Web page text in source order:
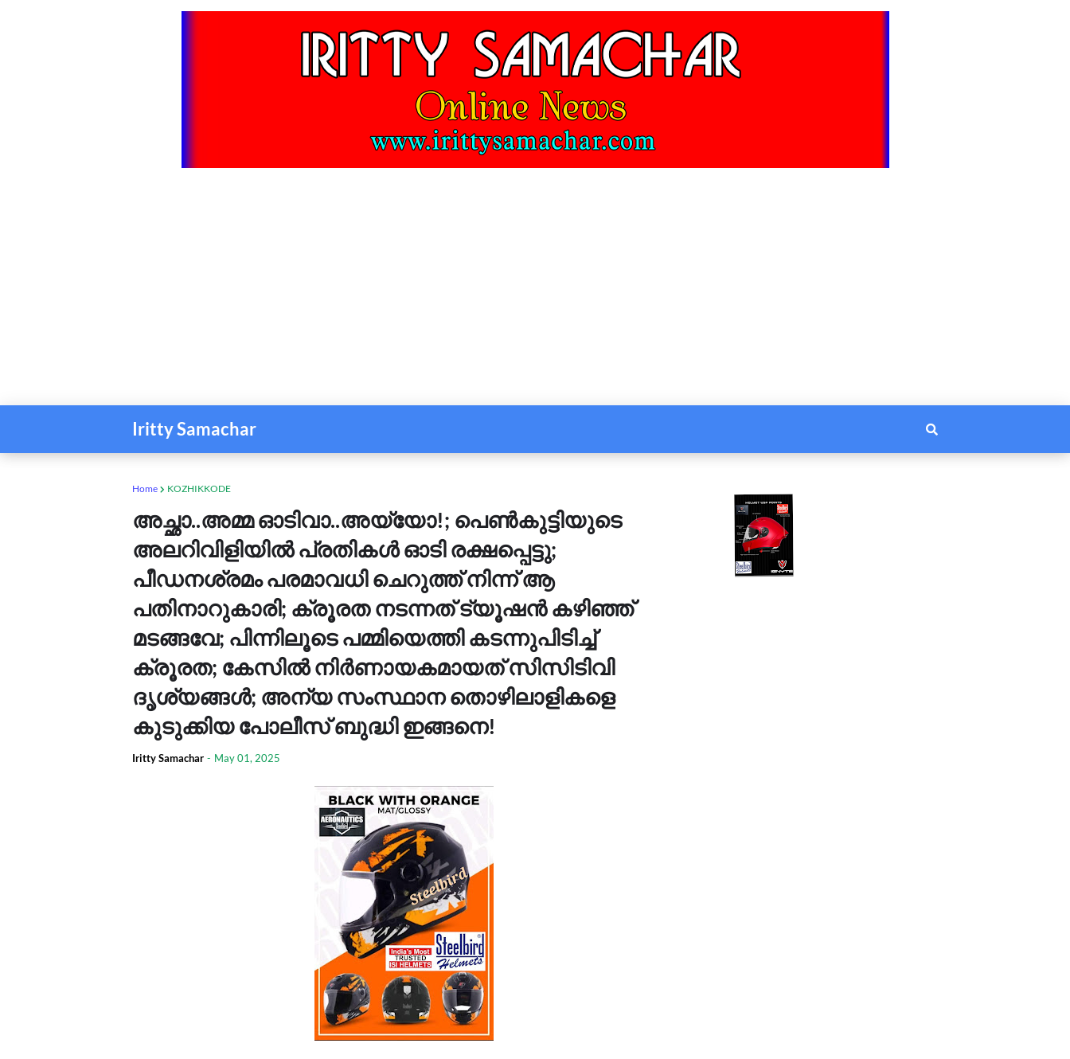
Iritty Samachar
Home KOZHIKKODE
അച്ഛാ..അമ്മ ഓടിവാ..അയ്യോ!; പെൺകുട്ടിയുടെ
അലറിവിളിയിൽ പ്രതികൾ ഓടി രക്ഷപ്പെട്ടു;
പീഡനശ്രമം പരമാവധി ചെറുത്ത് നിന്ന് ആ
പതിനാറുകാരി; ക്രൂരത നടന്നത് ട്യൂഷൻ കഴിഞ്ഞ്
മടങ്ങവേ; പിന്നിലൂടെ പമ്മിയെത്തി കടന്നുപിടിച്ച്
ക്രൂരത; കേസിൽ നിർണായകമായത് സിസിടിവി
ദൃശ്യങ്ങൾ; അന്യ സംസ്ഥാന തൊഴിലാളികളെ
കുടുക്കിയ പോലീസ് ബുദ്ധി ഇങ്ങനെ!
Iritty Samachar - May 01, 2025